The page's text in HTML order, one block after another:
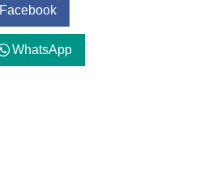
Facebook
WhatsApp